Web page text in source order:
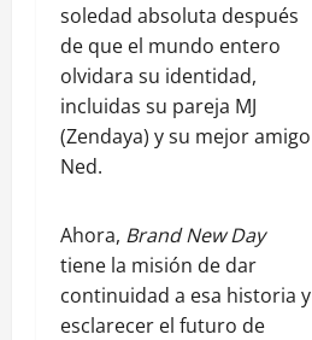
soledad absoluta después
de que el mundo entero
olvidara su identidad,
incluidas su pareja MJ
(Zendaya) y su mejor amigo
Ned.
Ahora, Brand New Day
tiene la misión de dar
continuidad a esa historia y
esclarecer el futuro de